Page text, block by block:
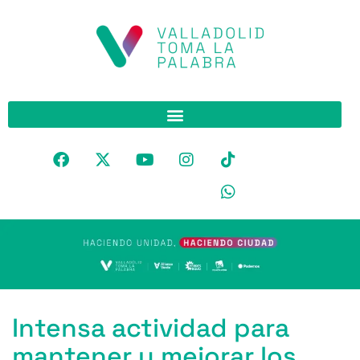
Intensa actividad para